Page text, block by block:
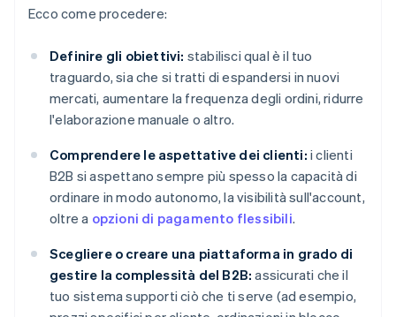
Ecco come procedere:
Definire gli obiettivi: stabilisci qual è il tuo
traguardo, sia che si tratti di espandersi in nuovi
mercati, aumentare la frequenza degli ordini, ridurre
l'elaborazione manuale o altro.
Comprendere le aspettative dei clienti: i clienti
B2B si aspettano sempre più spesso la capacità di
ordinare in modo autonomo, la visibilità sull'account,
oltre a opzioni di pagamento flessibili.
Scegliere o creare una piattaforma in grado di
gestire la complessità del B2B: assicurati che il
tuo sistema supporti ciò che ti serve (ad esempio,